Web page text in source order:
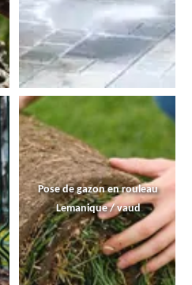
Pose de gazon en rouleau
Lemanique / vaud